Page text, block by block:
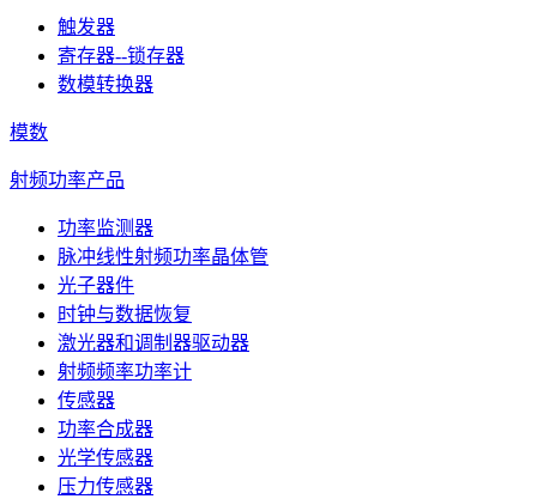
触发器
寄存器--锁存器
数模转换器
模数
射频功率产品
功率监测器
脉冲线性射频功率晶体管
光子器件
时钟与数据恢复
激光器和调制器驱动器
射频频率功率计
传感器
功率合成器
光学传感器
压力传感器